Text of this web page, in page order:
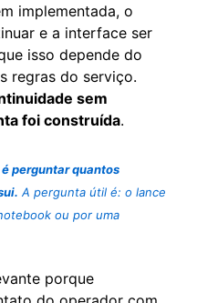
implementada, o
e a interface ser
isso depende do
regras do serviço.
sem
foi construída.
perguntar quantos
A pergunta útil é: o lance
ou por uma
porque